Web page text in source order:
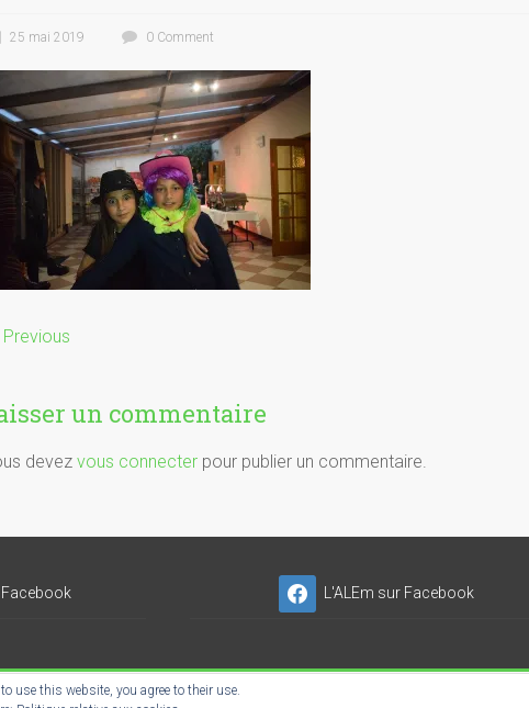
25 mai 2019 0 Comment
un commentaire
devez vous connecter pour publier un commentaire.
L'ALEm sur Facebook
Services- INSER'NET SC-ES
use this website, you agree to their use.